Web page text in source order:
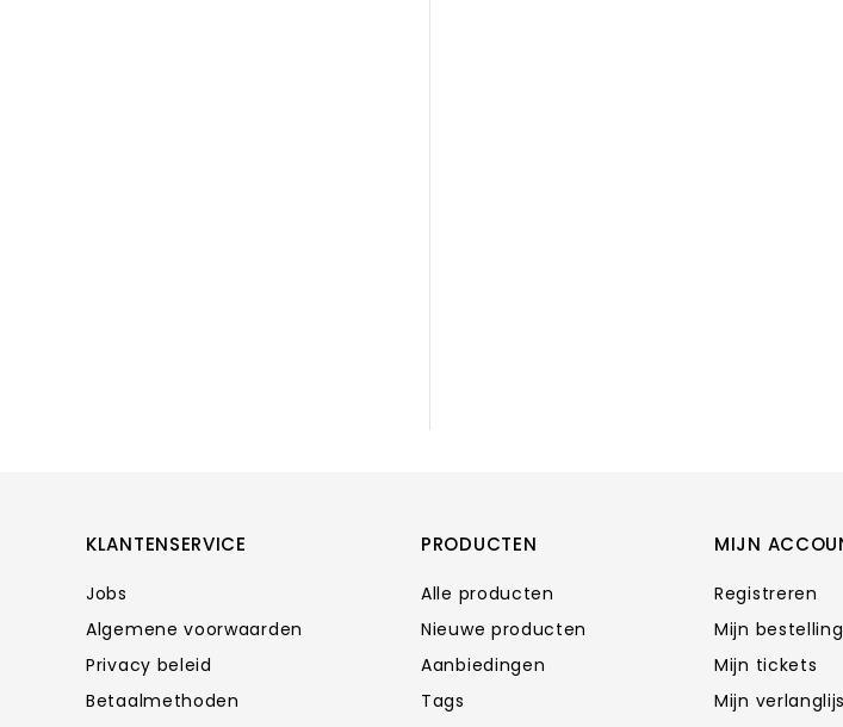
KLANTENSERVICE
Jobs
Algemene voorwaarden
Privacy beleid
Betaalmethoden
PRODUCTEN
Alle producten
Nieuwe producten
Aanbiedingen
Tags
MIJN
Registreren
Mijn
Mijn tickets
Mijn